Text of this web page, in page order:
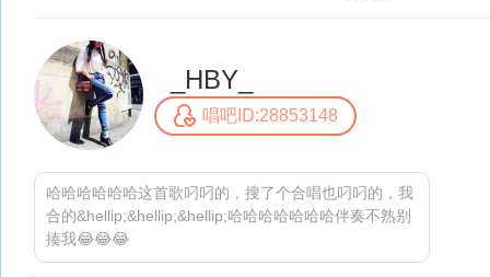
_HBY_
唱吧ID:28853148
哈哈哈哈哈哈这首歌叼叼的，搜了个合唱也叼叼的，我
合的&hellip;&hellip;&hellip;哈哈哈哈哈哈哈伴奏不熟别
揍我😂😂😂